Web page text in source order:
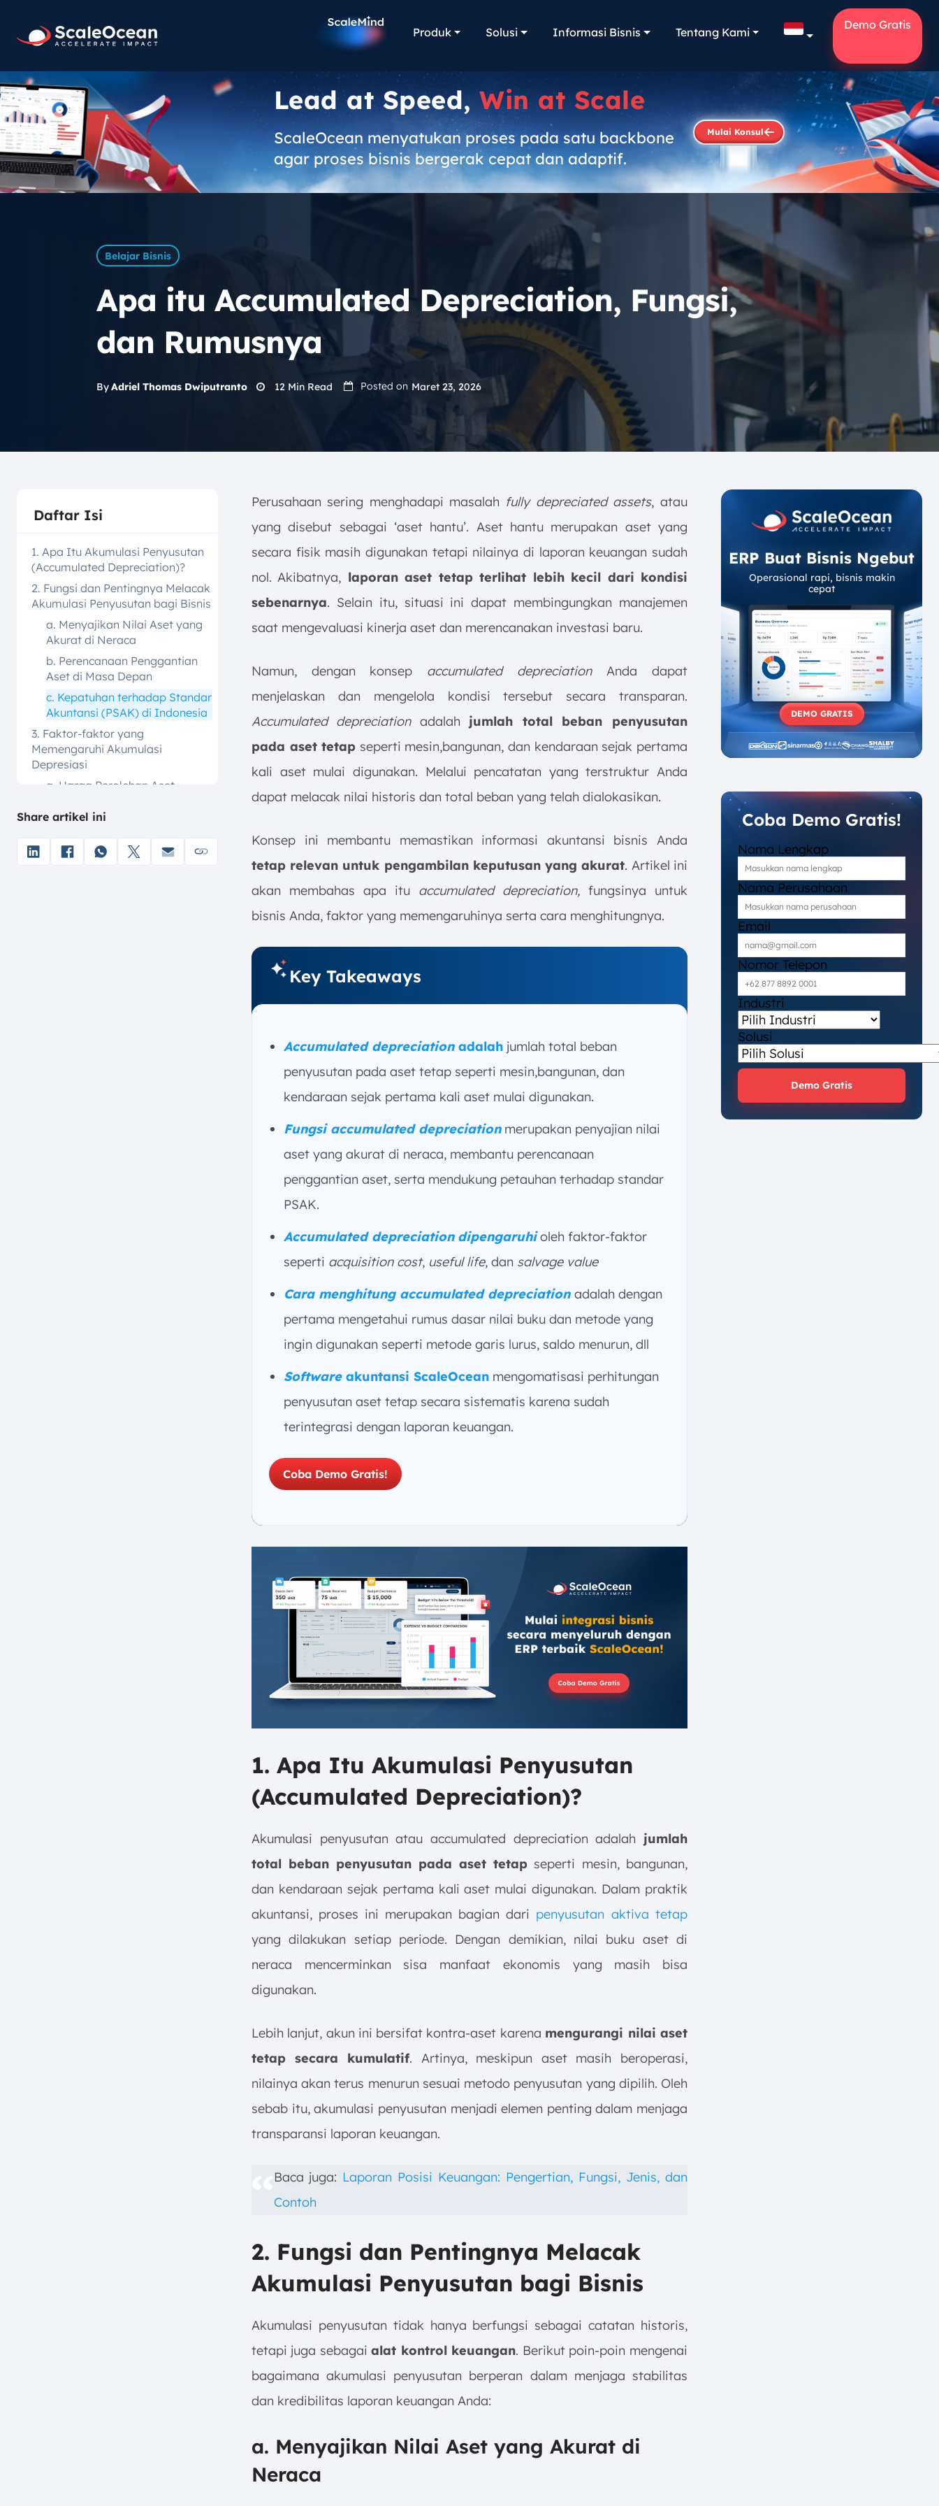
Produk Solusi Informasi Bisnis Tentang Kami
Demo Gratis
Lead at Speed,Win at Scale
ScaleOcean menyatukan proses pada satu backbone
agar proses bisnis bergerak cepat dan adaptif.
Mulai Konsul
Belajar Bisnis
Apa itu Accumulated Depreciation, Fungsi,
dan Rumusnya
ByAdriel Thomas Dwiputranto 12 Min Read Posted on Maret 23, 2026
Daftar Isi
1. Apa Itu Akumulasi Penyusutan
(Accumulated Depreciation)?
2. Fungsi dan Pentingnya Melacak
Akumulasi Penyusutan bagi Bisnis
a. Menyajikan Nilai Aset yang
Akurat di Neraca
b. Perencanaan Penggantian
Aset di Masa Depan
c. Kepatuhan terhadap Standar
Akuntansi (PSAK) di Indonesia
3. Faktor-faktor yang
Memengaruhi Akumulasi
Depresiasi
a. Harga Perolehan Aset
b. Umur Ekonomis (Useful Life)
c. Nilai Residu (Salvage Value)
4. Bagaimana Cara Menghitung
Share artikel ini
Perusahaan sering menghadapi masalah fully depreciated assets, atau
yang disebut sebagai ‘aset hantu’. Aset hantu merupakan aset yang
secara fisik masih digunakan tetapi nilainya di laporan keuangan sudah
nol. Akibatnya, laporan aset tetap terlihat lebih kecil dari kondisi
sebenarnya. Selain itu, situasi ini dapat membingungkan manajemen
saat mengevaluasi kinerja aset dan merencanakan investasi baru.
Namun, dengan konsep accumulated depreciationAnda dapat
menjelaskan dan mengelola kondisi tersebut secara transparan.
Accumulated depreciationadalah jumlah total beban penyusutan
pada aset tetap seperti mesin,bangunan, dan kendaraan sejak pertama
kali aset mulai digunakan. Melalui pencatatan yang terstruktur Anda
dapat melacak nilai historis dan total beban yang telah dialokasikan.
Konsep ini membantu memastikan informasi akuntansi bisnis Anda
tetap relevan untuk pengambilan keputusan yang akurat. Artikel ini
akan membahas apa itu accumulated depreciation, fungsinya untuk
bisnis Anda, faktor yang memengaruhinya serta cara menghitungnya.
Key Takeaways
Accumulated depreciationadalah jumlah total beban
penyusutan pada aset tetap seperti mesin,bangunan, dan
kendaraan sejak pertama kali aset mulai digunakan.
Fungsi accumulated depreciationmerupakan penyajian nilai
aset yang akurat di neraca, membantu perencanaan
penggantian aset, serta mendukung petauhan terhadap standar
PSAK.
Accumulated depreciation dipengaruhi oleh faktor-faktor
seperti acquisition cost, useful life, dan salvage value
Cara menghitung accumulated depreciation adalah dengan
pertama mengetahui rumus dasar nilai buku dan metode yang
ingin digunakan seperti metode garis lurus, saldo menurun, dll
Softwareakuntansi ScaleOcean mengomatisasi perhitungan
penyusutan aset tetap secara sistematis karena sudah
terintegrasi dengan laporan keuangan.
Coba Demo Gratis!
1. Apa Itu Akumulasi Penyusutan
(Accumulated Depreciation)?
Akumulasi penyusutan atau accumulated depreciation adalah jumlah
total beban penyusutan pada aset tetap seperti mesin, bangunan,
dan kendaraan sejak pertama kali aset mulai digunakan. Dalam praktik
akuntansi, proses ini merupakan bagian dari penyusutan aktiva tetap
yang dilakukan setiap periode. Dengan demikian, nilai buku aset di
neraca mencerminkan sisa manfaat ekonomis yang masih bisa
digunakan.
Lebih lanjut, akun ini bersifat kontra-aset karena mengurangi nilai aset
tetap secara kumulatif. Artinya, meskipun aset masih beroperasi,
nilainya akan terus menurun sesuai metodo penyusutan yang dipilih. Oleh
sebab itu, akumulasi penyusutan menjadi elemen penting dalam menjaga
transparansi laporan keuangan.
Baca juga: Laporan Posisi Keuangan: Pengertian, Fungsi, Jenis, dan
Contoh
2. Fungsi dan Pentingnya Melacak
Akumulasi Penyusutan bagi Bisnis
Akumulasi penyusutan tidak hanya berfungsi sebagai catatan historis,
tetapi juga sebagai alat kontrol keuangan. Berikut poin-poin mengenai
bagaimana akumulasi penyusutan berperan dalam menjaga stabilitas
dan kredibilitas laporan keuangan Anda:
a. Menyajikan Nilai Aset yang Akurat di
Neraca
ERP Buat Bisnis Ngebut
Operasional rapi, bisnis makin
cepat
DEMO GRATIS
Coba Demo Gratis!
Nama Lengkap
Nama Perusahaan
Email
Nomor Telepon
Industri
Solusi
Demo Gratis